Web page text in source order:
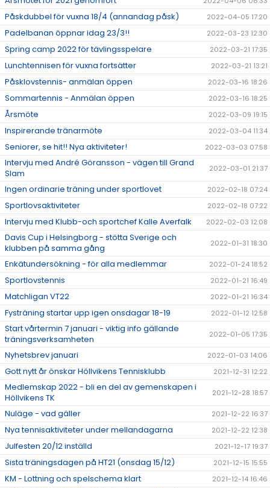
Påskdubbel för vuxna 18/4 (annandag påsk) 2022-04-05 17:20
Padelbanan öppnar idag 23/3!! 2022-03-23 12:30
Spring camp 2022 för tävlingsspelare 2022-03-21 17:35
Lunchtennisen för vuxna fortsätter 2022-03-21 13:21
Påsklovstennis- anmälan öppen 2022-03-16 18:26
Sommartennis - Anmälan öppen 2022-03-16 18:25
Årsmöte 2022-03-09 19:15
Inspirerande tränarmöte 2022-03-04 11:34
Seniorer, se hit!! Nya aktiviteter! 2022-03-03 07:58
Intervju med André Göransson - vägen till Grand
Slam
2022-03-01 21:37
Ingen ordinarie träning under sportlovet 2022-02-18 07:24
Sportlovsaktiviteter 2022-02-18 07:22
Intervju med Klubb-och sportchef Kalle Averfalk 2022-02-03 12:08
Davis Cup i Helsingborg - stötta Sverige och
klubben på samma gång
2022-01-31 18:30
Enkätundersökning - för alla medlemmar 2022-01-24 18:52
Sportlovstennis 2022-01-21 16:49
Matchligan VT22 2022-01-21 16:34
Fysträning startar upp igen onsdagar 18-19 2022-01-12 12:58
Start vårtermin 7 januari - viktig info gällande
träningsverksamheten
2022-01-05 17:35
Nyhetsbrev januari 2022-01-03 14:06
Gott nytt år önskar Höllvikens Tennisklubb 2021-12-31 12:22
Medlemskap 2022 - bli en del av gemenskapen i
Höllvikens TK
2021-12-28 18:57
Nuläge - vad gäller 2021-12-22 16:37
Nya tennisaktiviteter under mellandagarna 2021-12-22 12:38
Julfesten 20/12 inställd 2021-12-17 19:37
Sista träningsdagen på HT21 (onsdag 15/12) 2021-12-15 15:55
KM - Lottning och spelschema klart 2021-12-14 16:46